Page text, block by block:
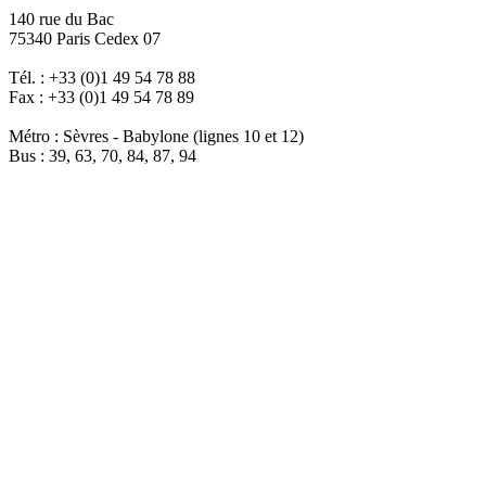
140 rue du Bac
75340 Paris Cedex 07
Tél. : +33 (0)1 49 54 78 88
Fax : +33 (0)1 49 54 78 89
Métro : Sèvres - Babylone (lignes 10 et 12)
Bus : 39, 63, 70, 84, 87, 94